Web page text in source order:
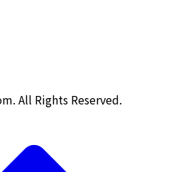
All Rights Reserved.